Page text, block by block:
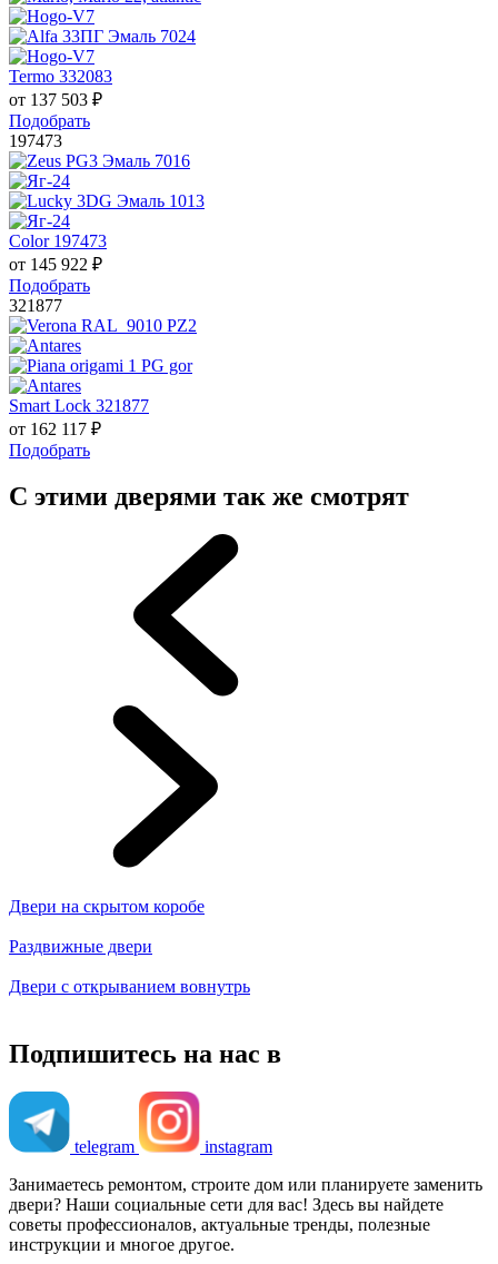
Termo 332083
от 137 503 ₽
Подобрать
197473
Color 197473
от 145 922 ₽
Подобрать
321877
Smart Lock 321877
от 162 117 ₽
Подобрать
С этими дверями так же смотрят
Двери на скрытом коробе
Раздвижные двери
Двери с открыванием вовнутрь
Подпишитесь на нас в
telegram
instagram
Занимаетесь ремонтом, строите дом или планируете заменить
двери? Наши социальные сети для вас! Здесь вы найдете
советы профессионалов, актуальные тренды, полезные
инструкции и многое другое.